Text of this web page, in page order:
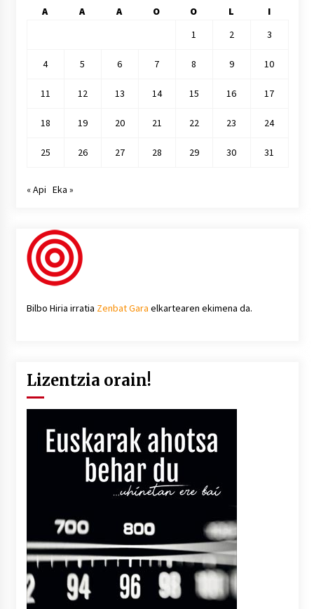
A A A O O L
I
1
2 3
4 5 6 7 8 9 10
11 12 13 14 15 16 17
18 19 20 21 22 23 24
25 26 27 28 29 30 31
« Api Eka »
Bilbo Hiria irratia Zenbat Gara elkartearen ekimena da.
Lizentzia orain!